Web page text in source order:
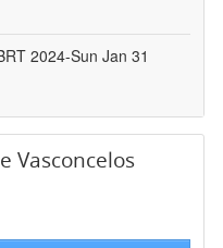
2024-Sun Jan 31
Vasconcelos